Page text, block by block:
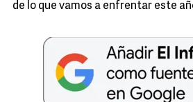
de lo que vamos a enfrentar este